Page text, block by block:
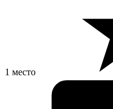
1 место